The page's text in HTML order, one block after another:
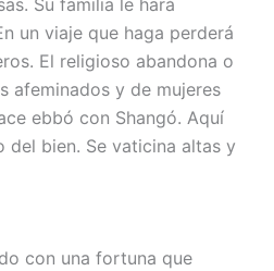
un viaje que haga perderá
El religioso abandona o
afeminados y de mujeres
ebbó con Shangó. Aquí
del bien. Se vaticina altas y
con una fortuna que